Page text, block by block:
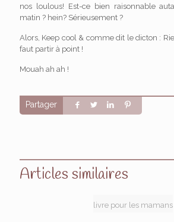
nos loulous! Est-ce bien raisonnable
matin ? hein? Sérieusement ?
Alors, Keep cool & comme dit le dicton :
faut partir à point !
Mouah ah ah !
Partager
Articles similaires
livre pour les mamans